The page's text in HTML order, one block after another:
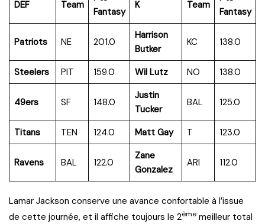
DEF Team
Fantasy
K Team
Fantasy
Patriots NE 201.0
Harrison
Butker
KC 138.0
Steelers PIT 159.0 Wil Lutz NO 138.0
49ers SF 148.0
Justin
Tucker
BAL 125.0
Titans TEN 124.0 Matt Gay T 123.0
Ravens BAL 122.0
Zane
Gonzalez
ARI 112.0
Lamar Jackson conserve une avance confortable à l’issue
de cette journée, et il affiche toujours le 2ème meilleur total